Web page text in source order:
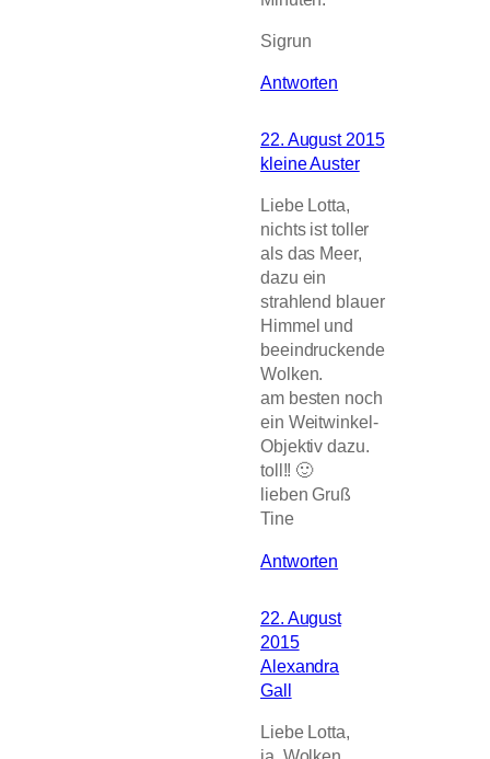
Sigrun
Antworten
22. August 2015
kleine Auster
Liebe Lotta,
nichts ist toller
als das Meer,
dazu ein
strahlend blauer
Himmel und
beeindruckende
Wolken.
am besten noch
ein Weitwinkel-
Objektiv dazu.
toll!! 🙂
lieben Gruß
Tine
Antworten
22. August
2015
Alexandra
Gall
Liebe Lotta,